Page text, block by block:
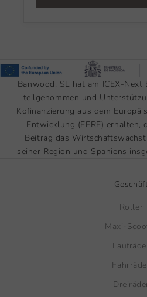
Banwood, SL hat am ICEX-
teilgenommen und
Kofinanzierung aus dem
Entwicklung (EFRE) erhalten,
Beitrag das
seiner Region und Spaniens
Roller
Maxi-